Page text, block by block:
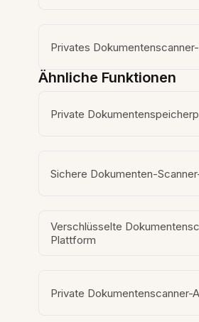
Privates
Ähnliche Funktionen
Private
Sichere Dokumenten-
Verschlüsselte
Plattform
Private Dokumentenscanner-